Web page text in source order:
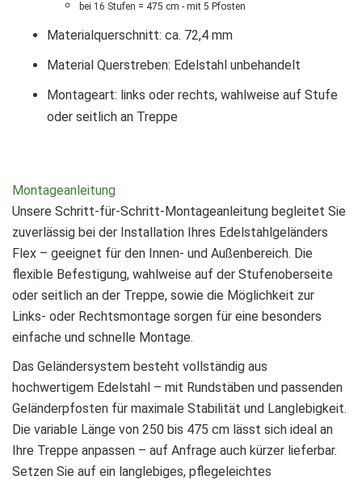
bei 16 Stufen = 475 cm - mit 5 Pfosten
Materialquerschnitt: ca. 72,4 mm
Material Querstreben: Edelstahl unbehandelt
Montageart: links oder rechts, wahlweise auf Stufe
oder seitlich an Treppe
Montageanleitung
Unsere Schritt-für-Schritt-Montageanleitung begleitet Sie
zuverlässig bei der Installation Ihres Edelstahlgeländers
Flex – geeignet für den Innen- und Außenbereich. Die
flexible Befestigung, wahlweise auf der Stufenoberseite
oder seitlich an der Treppe, sowie die Möglichkeit zur
Links- oder Rechtsmontage sorgen für eine besonders
einfache und schnelle Montage.
Das Geländersystem besteht vollständig aus
hochwertigem Edelstahl – mit Rundstäben und passenden
Geländerpfosten für maximale Stabilität und Langlebigkeit.
Die variable Länge von 250 bis 475 cm lässt sich ideal an
Ihre Treppe anpassen – auf Anfrage auch kürzer lieferbar.
Setzen Sie auf ein langlebiges, pflegeleichtes